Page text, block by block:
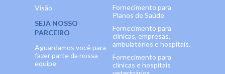
Visão
SEJA NOSSO
PARCEIRO
Aguardamos você para
fazer parte da nossa
equipe
Fornecimento para
Planos de Saúde
Fornecimento para
clínicas, empresas,
ambulatórios e hospitais.
Fornecimento para
clínicas e hospitais